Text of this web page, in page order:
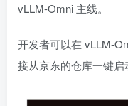
vLLM-Omni 主线。
开发者可以在 vLLM-
接从京东的仓库一键启